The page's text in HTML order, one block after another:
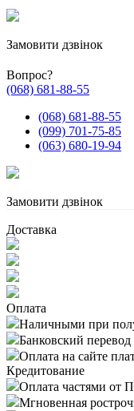
Замовити дзвінок
Вопрос?
(068) 681-88-55
(068) 681-88-55
(099) 701-75-85
(063) 680-19-94
Замовити дзвінок
Доставка
Оплата
Наличными при
Банковский перевод
Оплата на сайте
Кредитование
Оплата частями
Мгновенная